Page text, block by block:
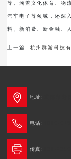
等。涵盖文化体育、物
汽车电子等领域，还深
料、新消费、新金融、
上一篇: 杭州群游科技
地址:
电话:
传真: